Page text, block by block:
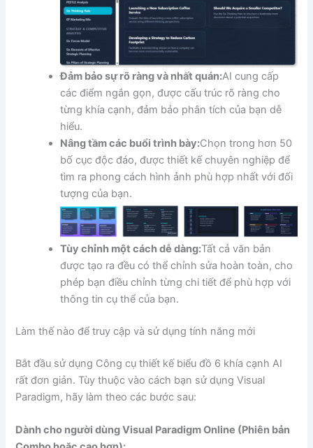
Đảm bảo sự rõ ràng và nhất quán:AI cung cấp
các điểm ngắn gọn, được cấu trúc rõ ràng cho
từng khía cạnh, đảm bảo phân tích của bạn dễ
hiểu.
Nâng tầm các buổi trình bày:Chọn trong hơn 50
bố cục độc đáo, được thiết kế chuyên nghiệp để
tìm ra phong cách hình ảnh phù hợp nhất với đối
tượng của bạn.
Tùy chỉnh một cách dễ dàng:Tất cả văn bản
được tạo ra đều có thể chỉnh sửa hoàn toàn, cho
phép bạn điều chỉnh từng chi tiết để phù hợp với
thông tin cụ thể của bạn.
Làm thế nào để truy cập và sử dụng tính năng mới
Bắt đầu sử dụng Công cụ thiết kế biểu đồ 6 khía cạnh AI
rất đơn giản. Tùy thuộc vào cách bạn sử dụng Visual
Paradigm, hãy làm theo các bước sau:
Dành cho người dùng Visual Paradigm Online (Phiên bản